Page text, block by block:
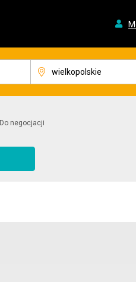
Do negocjacji